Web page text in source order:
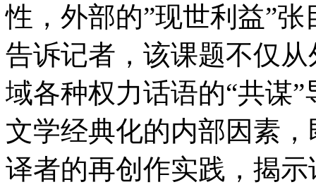
性，外部的”现世利益”
告诉记者，该课题不仅
域各种权力话语的“共谋
文学经典化的内部因素
译者的再创作实践，揭